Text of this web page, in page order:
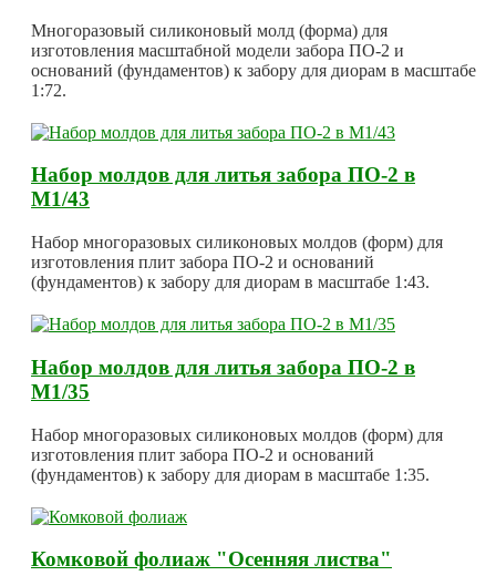
Многоразовый силиконовый молд (форма) для
изготовления масштабной модели забора ПО-2 и
оснований (фундаментов) к забору для диорам в масштабе
1:72.
Набор молдов для литья забора ПО-2 в
М1/43
Набор многоразовых силиконовых молдов (форм) для
изготовления плит забора ПО-2 и оснований
(фундаментов) к забору для диорам в масштабе 1:43.
Набор молдов для литья забора ПО-2 в
М1/35
Набор многоразовых силиконовых молдов (форм) для
изготовления плит забора ПО-2 и оснований
(фундаментов) к забору для диорам в масштабе 1:35.
Комковой фолиаж "Осенняя листва"